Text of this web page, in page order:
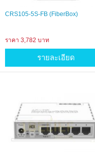
CRS105-5S-FB (FiberBox)
ราคา 3,782 บาท
รายละเอียด